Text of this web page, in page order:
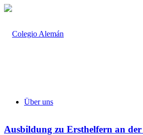
Über uns
Ausbildung zu Ersthelfern an der